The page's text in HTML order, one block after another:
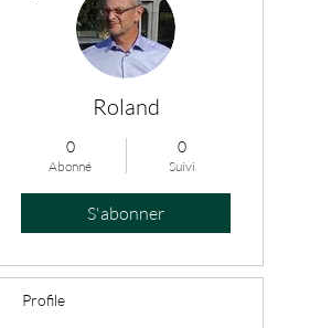
Roland
0
Abonné
0
Suivi
S'abonner
Profile